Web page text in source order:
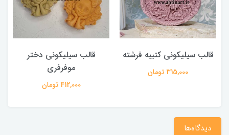
قالب سیلیکونی کتیبه فرشته
315,000 تومان
قالب سیلیکونی دختر
موفرفری
412,000 تومان
دیدگاه‌ها